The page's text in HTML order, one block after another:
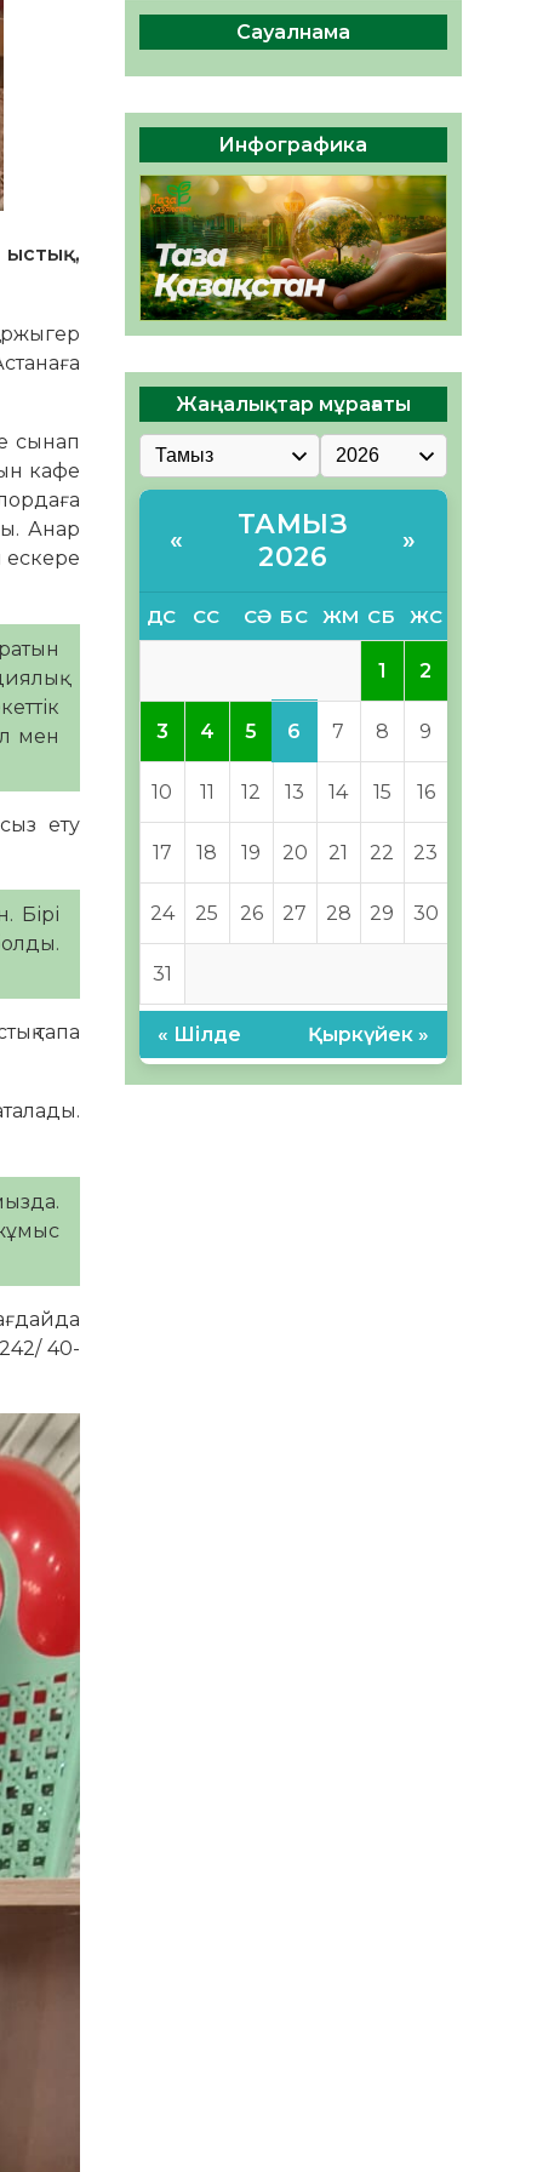
сынап
кафе
Анар
ескере
мен
ету
Бірі
тапа
40-
04.08.2026 48 0
Құрылтай: Қызылордада
1344 комиссия мүшесінің
04.08.2026
39 0
ҚҰРЫЛТАЙ САЙЛАУЫ – ЕЛ
БІРЛІГІ МЕН АЗАМАТТЫҚ
ЖАУАПКЕРШІЛІКТІҢ
КӨРІНІСІ
04.08.2026 52 0
Сауалнама
Инфографика
Жаңалықтар мұрағаты
«
ТАМЫЗ
2026
»
ДС СС СӘ БС ЖМ СБ ЖС
1 2
3 4 5 6 7 8 9
10 11 12 13 14 15 16
17 18 19 20 21 22 23
24 25 26 27 28 29 30
31
« Шілде Қыркүйек »